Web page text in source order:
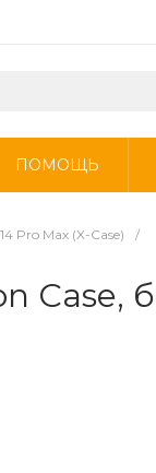
ПОМОЩЬ
Pro Max (X-Case)
/
Case,